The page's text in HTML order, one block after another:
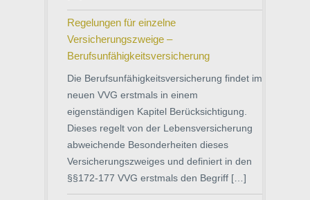
Regelungen für einzelne
Versicherungszweige –
Berufsunfähigkeitsversicherung
Die Berufsunfähigkeitsversicherung findet im
neuen VVG erstmals in einem
eigenständigen Kapitel Berücksichtigung.
Dieses regelt von der Lebensversicherung
abweichende Besonderheiten dieses
Versicherungszweiges und definiert in den
§§172-177 VVG erstmals den Begriff […]